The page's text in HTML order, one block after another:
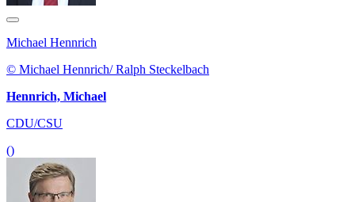
Michael Hennrich
© Michael Hennrich/ Ralph Steckelbach
Hennrich, Michael
CDU/CSU
()